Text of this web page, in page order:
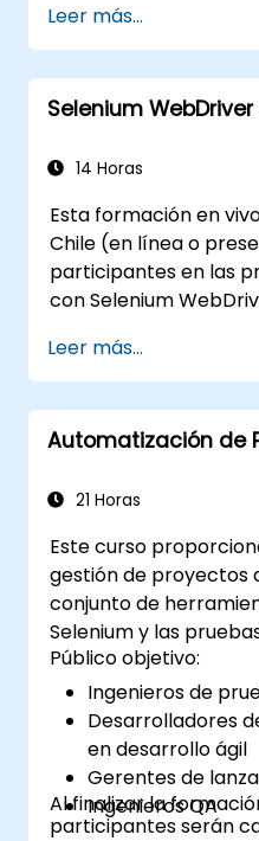
Aprender a crear
esquemas
OpenAPI.
Conectar APIs a
Implementar
FastAPI.
Construir
implementar
la nube.
Leer más...
Selenium
14 Horas
Esta formación en
Chile (en línea o
participantes en las
con Selenium
programación con C#
invitamos a consultar
Ingenieros de
Leer más...
Automatización de
21 Horas
Este curso
gestión de proyectos
conjunto de
Selenium y las
Público objetivo:
Ingenieros de
Desarrolladores
en desarrollo ágil
Gerentes de
Ingenieros QA
Al finalizar la
participantes serán